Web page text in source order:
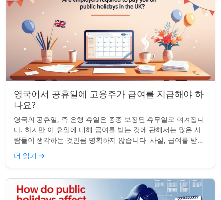
영국에서 공휴일에 고용주가 급여를 지급해야 하
나요?
영국의 공휴일, 즉 은행 휴일은 종종 보장된 휴무일로 여겨집니
다. 하지만 이 휴일에 대해 급여를 받는 것에 관해서는 많은 사
람들이 생각하는 것만큼 명확하지 않습니다. 사실, 급여를 받거
나 하루 쉬는 것이 전적으로 계...
더 읽기 →